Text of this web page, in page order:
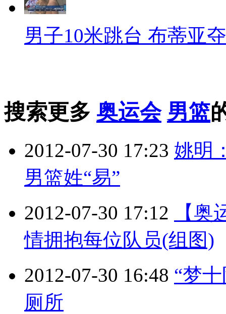
男子10米跳台 布蒂亚
搜索更多 奥运会 男篮
2012-07-30 17:23 姚明
男篮姓“易”
2012-07-30 17:12
【
情拥抱每位队员(组图)
2012-07-30 16:48 “梦
厕所